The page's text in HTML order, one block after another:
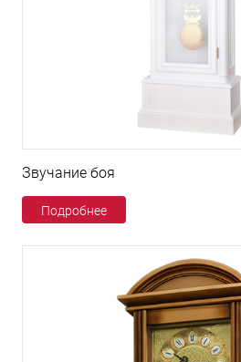
Звучание боя
Подробнее